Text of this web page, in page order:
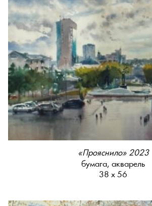
«Прояснило» 2023
бумага, акварель
38 х 56